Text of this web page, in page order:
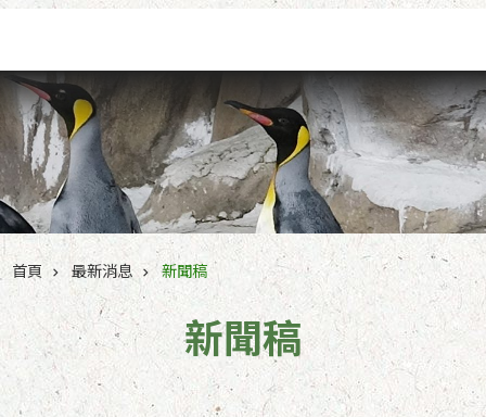
首頁 最新消息 新聞稿
新聞稿